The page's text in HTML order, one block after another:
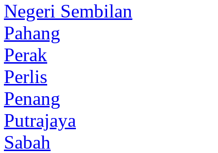
Negeri Sembilan
Pahang
Perak
Perlis
Penang
Putrajaya
Sabah